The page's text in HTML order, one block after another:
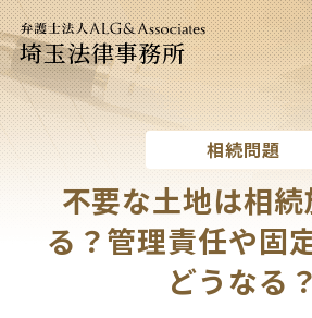
埼玉法律事務所
相続問題
不要な土地は相続
る？管理責任や固
どうなる？